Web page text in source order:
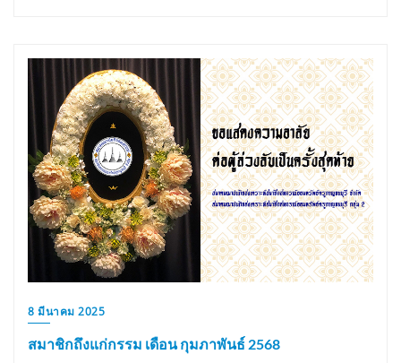
8 มีนาคม 2025
สมาชิกถึงแก่กรรม เดือน กุมภาพันธ์ 2568